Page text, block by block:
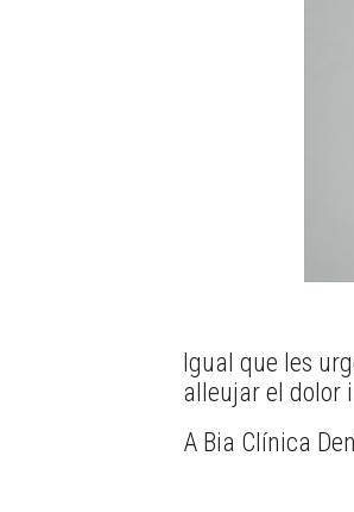
Igual que les
alleujar el dolor
A Bia Clínica